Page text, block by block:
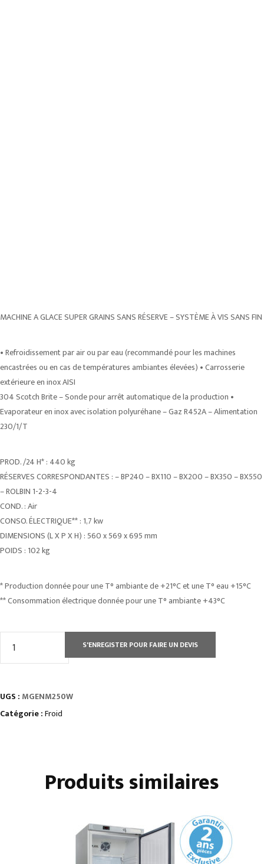
MACHINE A GLACE SUPER GRAINS SANS RÉSERVE – SYSTÈME À VIS SANS FIN
• Refroidissement par air ou par eau (recommandé pour les machines
encastrées ou en cas de températures ambiantes élevées) • Carrosserie
extérieure en inox AISI
304 Scotch Brite – Sonde pour arrêt automatique de la production •
Evaporateur en inox avec isolation polyuréhane – Gaz R452A – Alimentation
230/1/T
PROD. /24 H* : 440 kg
RÉSERVES CORRESPONDANTES : – BP240 – BX110 – BX200 – BX350 – BX550
– ROLBIN 1-2-3-4
COND. : Air
CONSO. ÉLECTRIQUE** : 1,7 kw
DIMENSIONS (L X P X H) : 560 x 569 x 695 mm
POIDS : 102 kg
* Production donnée pour une T° ambiante de +21°C et une T° eau +15°C
** Consommation électrique donnée pour une T° ambiante +43°C
GLACE
SUPER
S'ENREGISTER POUR FAIRE UN DEVIS
UGS : MGENM250W
Catégorie :Froid
Produits similaires